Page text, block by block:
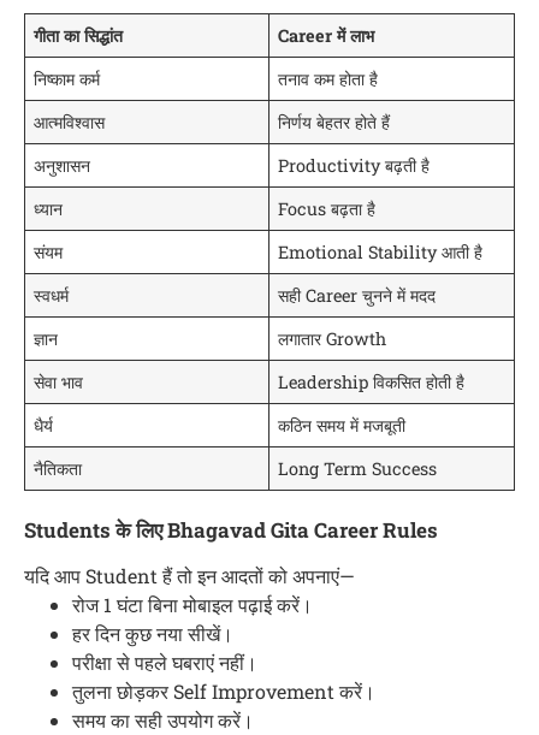
गीता का सिद्धांत
Career में लाभ
निष्काम कर्म
तनाव कम होता है
आत्मविश्वास
निर्णय बेहतर होते हैं
अनुशासन
Productivity बढ़ती है
ध्यान
Focus बढ़ता है
संयम
Emotional Stability आती है
स्वधर्म
सही Career चुनने में मदद
ज्ञान
लगातार Growth
सेवा भाव
Leadership विकसित होती है
धैर्य
कठिन समय में मजबूती
नैतिकता
Long Term Success
Students के लिए Bhagavad Gita Career Rules
यदि आप Student हैं तो इन आदतों को अपनाएं—
रोज 1 घंटा बिना मोबाइल पढ़ाई करें।
हर दिन कुछ नया सीखें।
परीक्षा से पहले घबराएं नहीं।
तुलना छोड़कर Self Improvement करें।
समय का सही उपयोग करें।